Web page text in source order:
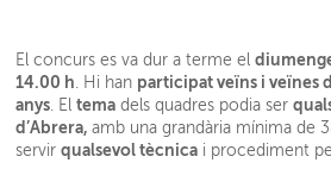
El concurs es va dur a terme el
14.00 h. Hi han participat veïns i veïnes
anys. Eltema dels quadres podia ser
d’Abrera,amb una grandària mínima de
servirqualsevol tècnica i procediment